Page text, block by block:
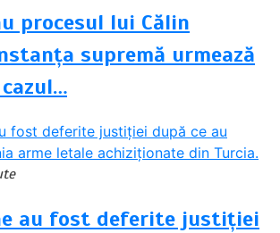
procesul lui Călin
supremă urmează
au fost deferite justiției